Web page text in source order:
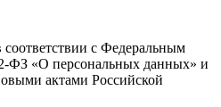
соответствии с Федеральным
ФЗ «О персональных данных» и
актами Российской